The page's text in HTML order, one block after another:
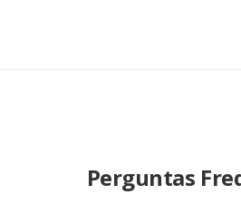
Perguntas